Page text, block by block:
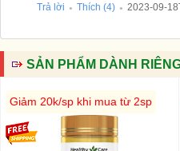
Trả lời ● Thích (4) ● 2023-09-
SẢN PHẨM DÀNH
Giảm 20k/sp khi mua từ 2sp